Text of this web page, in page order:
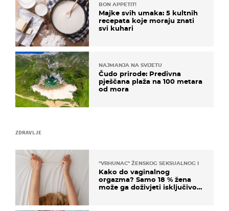
ZDRAVLJE
"VRHUNAC" ŽENSKOG SEKSUALNOG ISKUSTVA
Kako do vaginalnog
orgazma? Samo 18 % žena
može ga doživjeti isključivo
BON APPETIT!
Majke svih umaka: 5 kultnih
recepata koje moraju znati
svi kuhari
NAJMANJA NA SVIJETU
Čudo prirode: Predivna
pješčana plaža na 100 metara
od mora